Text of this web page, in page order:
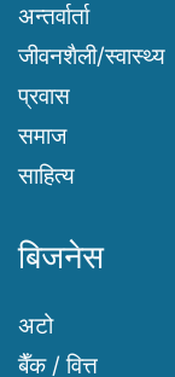
अन्तर्वार्ता
जीवनशैली/स्वास्थ्य
प्रवास
समाज
साहित्य
बिजनेस
अटो
बैँक / वित्त